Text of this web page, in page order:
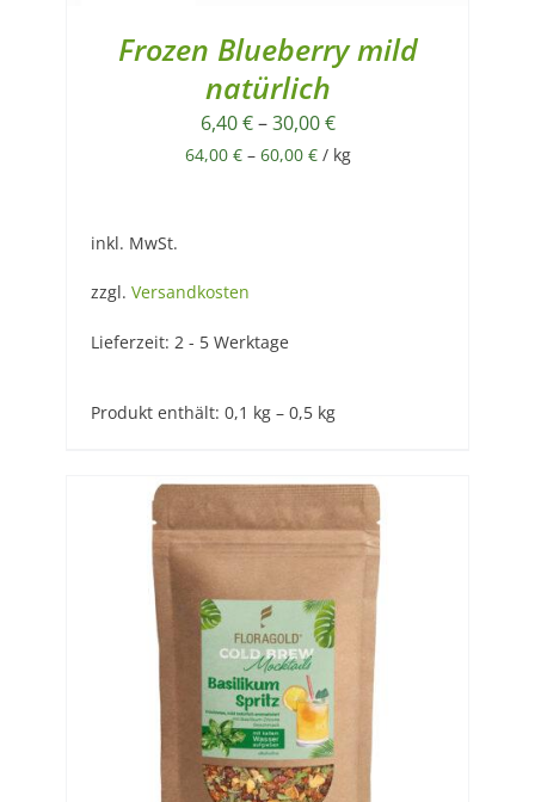
Frozen Blueberry mild
natürlich
6,40€–30,00€
64,00 €– 60,00 €/ kg
inkl. MwSt.
zzgl. Versandkosten
Lieferzeit: 2 - 5 Werktage
Produkt enthält: 0,1 kg – 0,5 kg